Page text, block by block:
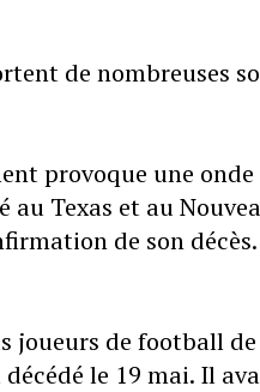
de nombreuses
provoque une
Texas et au
de son décès.
joueurs de football
le 19 mai. Il